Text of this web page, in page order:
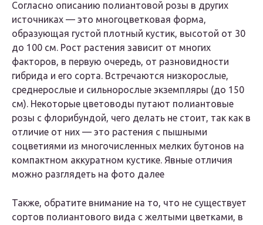
Согласно описанию полиантовой розы в других
источниках — это многоцветковая форма,
образующая густой плотный кустик, высотой от 30
до 100 см. Рост растения зависит от многих
факторов, в первую очередь, от разновидности
гибрида и его сорта. Встречаются низкорослые,
среднерослые и сильнорослые экземпляры (до 150
см). Некоторые цветоводы путают полиантовые
розы с флорибундой, чего делать не стоит, так как в
отличие от них — это растения с пышными
соцветиями из многочисленных мелких бутонов на
компактном аккуратном кустике. Явные отличия
можно разглядеть на фото далее
Также, обратите внимание на то, что не существует
сортов полиантового вида с желтыми цветками, в